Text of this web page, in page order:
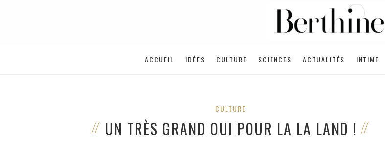
ACCUEIL IDÉES CULTURE SCIENCES ACTUALITÉS INTIME
CULTURE
UN TRÈS GRAND OUI POUR LA LA LAND !